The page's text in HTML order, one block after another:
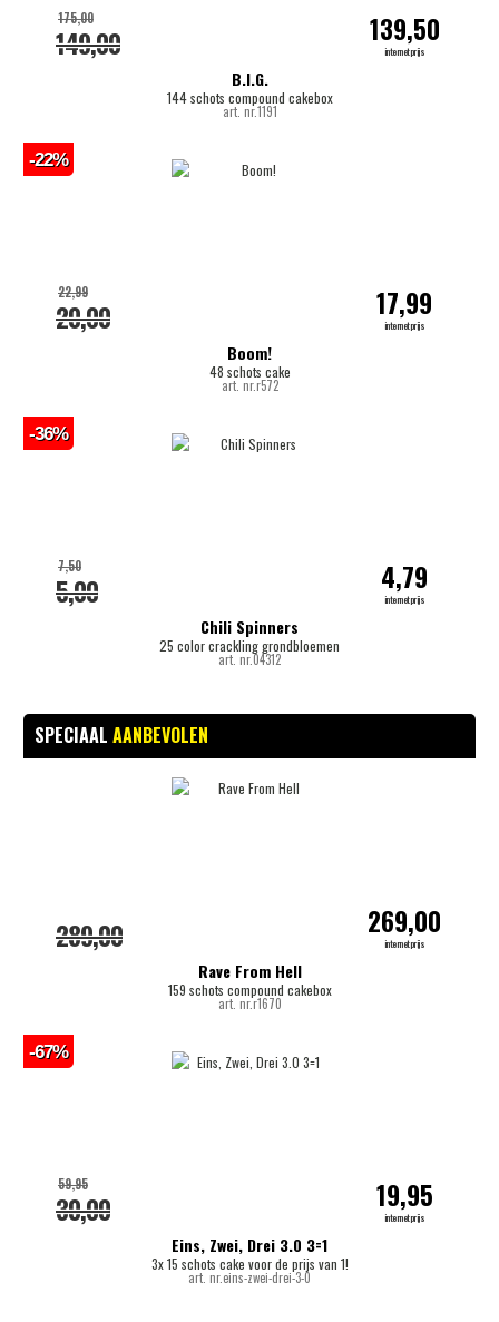
B.I.G.
144 schots compound cakebox
art. nr.1191
149,00
175,00 139,50
internetprijs
Boom!
48 schots cake
art. nr.r572
20,00
22,99 17,99
internetprijs
-22%
Chili Spinners
25 color crackling grondbloemen
art. nr.04312
5,00
7,50 4,79
internetprijs
-36%
SPECIAAL AANBEVOLEN
Rave From Hell
159 schots compound cakebox
art. nr.r1670
289,00 269,00
internetprijs
Eins, Zwei, Drei 3.0 3=1
3x 15 schots cake voor de prijs van 1!
art. nr.eins-zwei-drei-3-0
30,00
59,95 19,95
internetprijs
-67%